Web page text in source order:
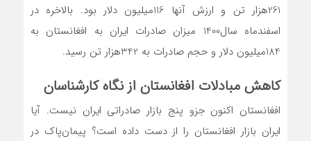
261‌هزار تن و ارزش آنها 116‌میلیون دلار بود. بالاخره در
اسفند‌ماه سال‌1400 میزان صادرات ایران به افغانستان به
184‌میلیون دلار و حجم صادرات به 342‌هزار تن رسید.
کاهش مبادلات افغانستان از نگاه کارشناسان
افغانستان اکنون جزو پنج بازار صادراتی ایران نیست. آیا
ایران بازار افغانستان را از دست داده است؟ پیمان‌پاک در